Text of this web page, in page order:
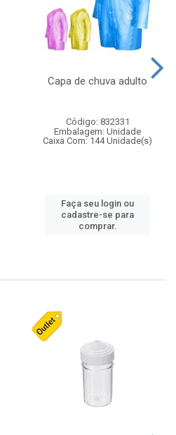
Capa de chuva adulto
Código: 832331
Embalagem: Unidade
Caixa Com: 144 Unidade(s)
Faça seu login ou
cadastre-se para
comprar.